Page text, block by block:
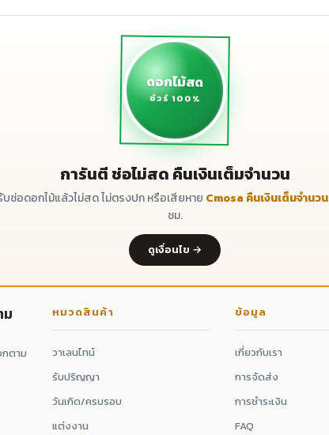
ดอกไม้สด
ชัวร์ 100%
การันตี ช่อไม่สด คืนเงินเต็มจำนวน
บช่อดอกไม้แล้วไม่สด ไม่ตรงปก หรือเสียหาย Cmosa คืนเงินเต็มจำนวน
ชม.
ดูเงื่อนไข →
ม
ตาม
หมวดสินค้า
วาเลนไทน์
รับปริญญา
วันเกิด/ครบรอบ
แต่งงาน
ข้อมูล
เกี่ยวกับเรา
การจัดส่ง
การชำระเงิน
FAQ